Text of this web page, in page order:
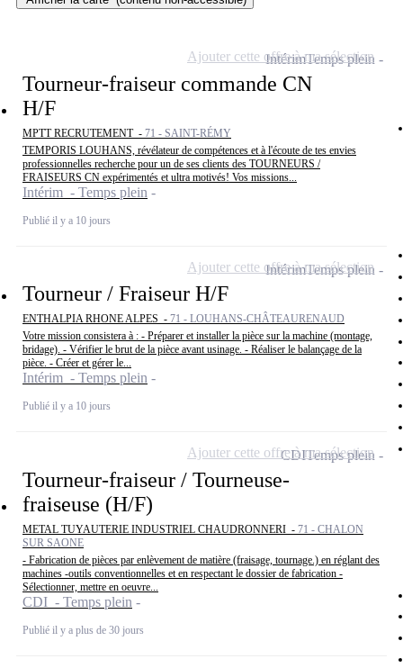
Tourneur-fraiseur commande CN
H/F
MPTT RECRUTEMENT - 71 - SAINT-RÉMY
TEMPORIS LOUHANS, révélateur de compétences et à l'écoute de tes envies
professionnelles recherche pour un de ses clients des TOURNEURS /
FRAISEURS CN expérimentés et ultra motivés! Vos missions...
Intérim - Temps plein
Publié il y a 10 jours
IntérimTemps plein
Ajouter cette offre à ma sélection
Tourneur / Fraiseur H/F
ENTHALPIA RHONE ALPES - 71 - LOUHANS-CHÂTEAURENAUD
Votre mission consistera à : - Préparer et installer la pièce sur la machine (montage,
bridage). - Vérifier le brut de la pièce avant usinage. - Réaliser le balançage de la
pièce. - Créer et gérer le...
Intérim - Temps plein
Publié il y a 10 jours
IntérimTemps plein
Ajouter cette offre à ma sélection
Tourneur-fraiseur / Tourneuse-
fraiseuse (H/F)
METAL TUYAUTERIE INDUSTRIEL CHAUDRONNERI - 71 - CHALON
SUR SAONE
- Fabrication de pièces par enlèvement de matière (fraisage, tournage.) en réglant des
machines -outils conventionnelles et en respectant le dossier de fabrication -
Sélectionner, mettre en oeuvre...
CDI - Temps plein
Publié il y a plus de 30 jours
CDITemps plein
Ajouter cette offre à ma sélection